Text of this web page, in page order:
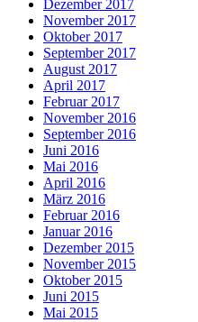
Dezember 2017
November 2017
Oktober 2017
September 2017
August 2017
April 2017
Februar 2017
November 2016
September 2016
Juni 2016
Mai 2016
April 2016
März 2016
Februar 2016
Januar 2016
Dezember 2015
November 2015
Oktober 2015
Juni 2015
Mai 2015